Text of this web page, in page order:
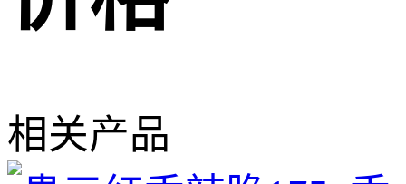
相关产品